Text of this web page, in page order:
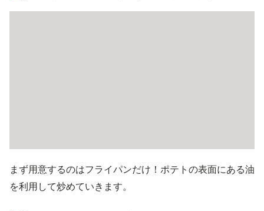
まず用意するのはフライパンだけ！ポテトの表面にある油
を利用して炒めていきます。